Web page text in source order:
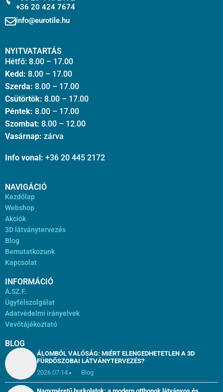
+36 20 424 7674
info@eurotile.hu
NYITVATARTÁS
Hétfő: 8.00 – 17.00
Kedd: 8.00 – 17.00
Szerda: 8.00 – 17.00
Csütörtök: 8.00 – 17.00
Péntek: 8.00 – 17.00
Szombat: 8.00 – 12.00
Vasárnap: zárva
Info vonal: +36 20 445 2172
NAVIGÁCIÓ
Kezdőlap
Webshop
Akciók
3D látványtervezés
Blog
Bemutatkozunk
Kapcsolat
INFORMÁCIÓ
Á.SZ.F.
Ügyfélszolgálat
Adatvédelmi irányelvek
Vevőtájékoztató
BLOG
ÁLOMBÓL VALÓSÁG: MIÉRT ELENGEDHETETLEN A 3D
FÜRDŐSZOBAI LÁTVÁNYTERVEZÉS?
2026.07.14.
Blog